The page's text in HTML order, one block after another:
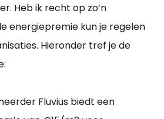
Heb ik recht op zo’n
energiepremie kun je regelen
Hieronder tref je de
Fluvius biedt een